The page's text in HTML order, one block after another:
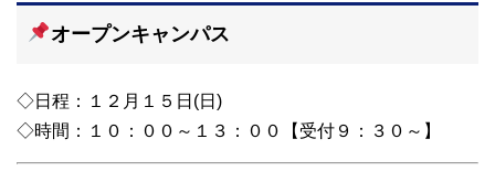
オープンキャンパス
◇日程：１２月１５日(日)
◇時間：１０：００～１３：００【受付９：３０～】